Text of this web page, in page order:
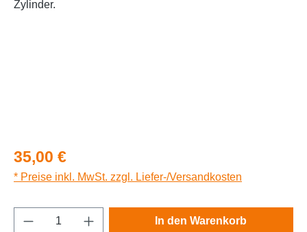
Regulärer Preis:
35,00 €
* Preise inkl. MwSt. zzgl. Liefer-/Versandkosten
Produkt Anzahl: Gib den gewünschten
In den Warenkorb